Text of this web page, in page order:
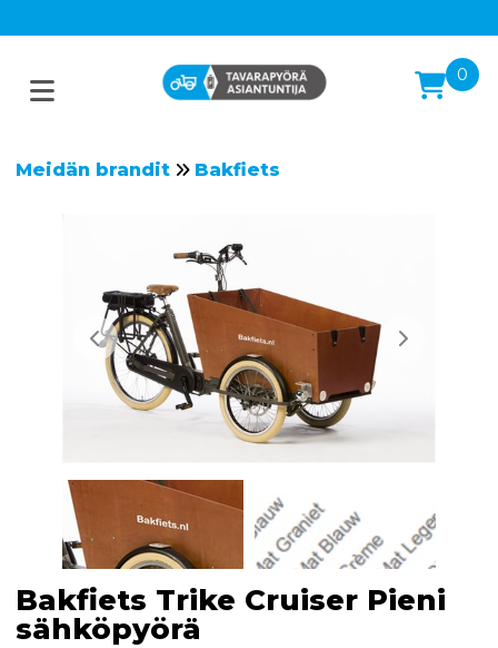
0
Meidän brandit Bakfiets
Bakfiets Trike Cruiser Pieni
sähköpyörä